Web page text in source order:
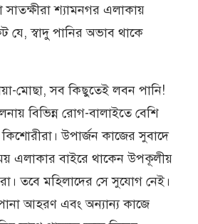
শ্যামনগর এলাকায়
যে, স্বাদু পানির অভাব থাকে
মোছা, সব কিছুতেই লবন পানি!
বিভিন্ন রোগ-বালাইতে বেশি
উপার্জন কাজের সুবাদে
এলাকার বাইরে থাকেন উপকূলীয়
তবে মহিলাদের সে সুযোগ নেই।
আহরণ এবং অন্যান্য কাজে